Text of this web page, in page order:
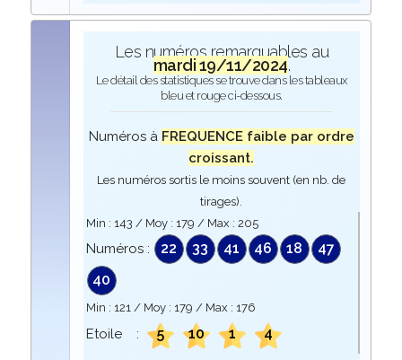
Les numéros remarquables au
mardi 19/11/2024.
Le détail des statistiques se trouve dans les tableaux
bleu et rouge ci-dessous.
Numéros à FREQUENCE faible par ordre
croissant.
Les numéros sortis le moins souvent (en nb. de
tirages).
Min : 143 / Moy : 179 / Max : 205
Numéros : 22 33 41 46 18
47
40
Min : 121/ Moy : 179 / Max : 176
Etoile : 5 10 1 4